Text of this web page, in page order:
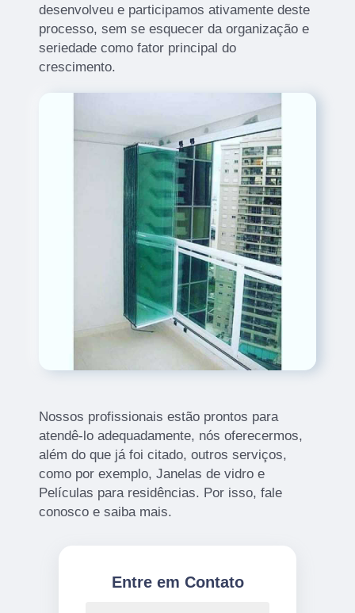
desenvolveu e participamos ativamente deste
processo, sem se esquecer da organização e
seriedade como fator principal do
crescimento.
Nossos profissionais estão prontos para
atendê-lo adequadamente, nós oferecermos,
além do que já foi citado, outros serviços,
como por exemplo, Janelas de vidro e
Películas para residências. Por isso, fale
conosco e saiba mais.
Entre em Contato